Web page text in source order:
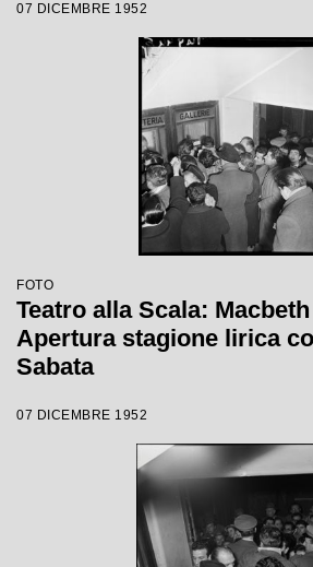
di Carl Ebert
07 DICEMBRE 1952
FOTO
Teatro alla Scala:
Apertura stagione lirica
Sabata
07 DICEMBRE 1952